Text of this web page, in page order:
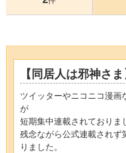
【同居人は邪神さ
ツイッターやニコニコ漫画
が
短期集中連載されておりま
残念ながら公式連載されず
りました。